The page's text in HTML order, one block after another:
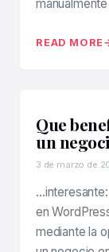
READ MORE
Que
un
3 de marzo de
en
mediante la